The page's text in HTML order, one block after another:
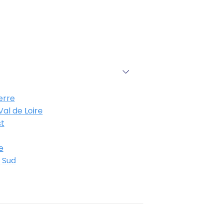
de Loire